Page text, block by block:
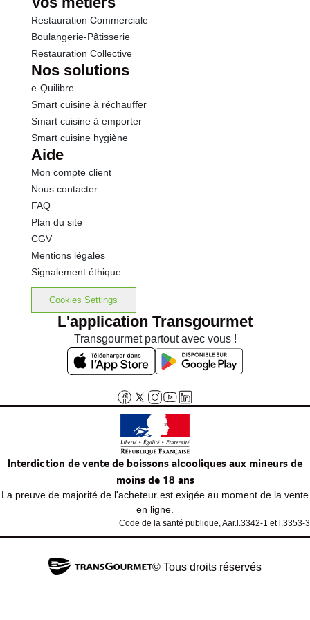
Restauration Commerciale
Boulangerie-Pâtisserie
Restauration Collective
Nos solutions
e-Quilibre
Smart cuisine à réchauffer
Smart cuisine à emporter
Smart cuisine hygiène
Aide
Mon compte client
Nous contacter
FAQ
Plan du site
CGV
Mentions légales
Signalement éthique
Cookies Settings
L'application Transgourmet
Transgourmet partout avec vous !
Interdiction de vente de boissons alcooliques aux mineurs de
moins de 18 ans
La preuve de majorité de l'acheteur est exigée au moment de la vente
en ligne.
Code de la santé publique, Aar.l.3342-1 et l.3353-3
© Tous droits réservés